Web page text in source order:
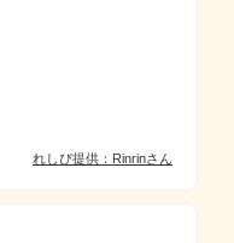
れしぴ提供：Rinrinさん